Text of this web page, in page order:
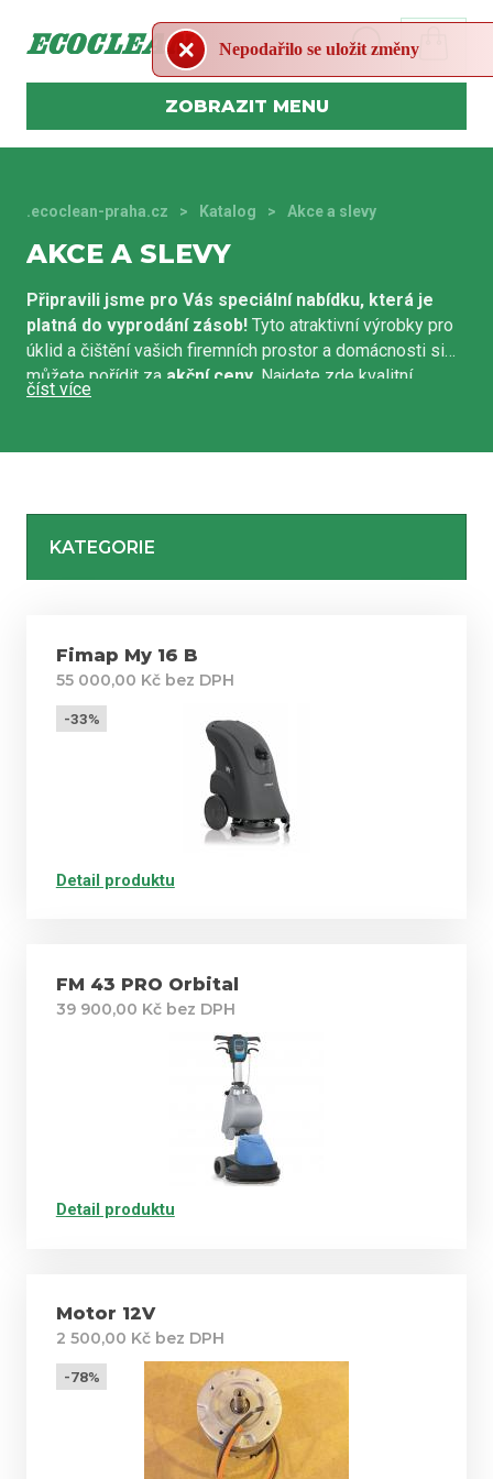
MENU
.ecoclean-praha.cz Katalog Akce a slevy
AKCE A SLEVY
Připravili jsme pro Vás speciální nabídku, která je
platná do vyprodání zásob! Tyto atraktivní výrobky pro
úklid a čištění vašich firemních prostor a domácnosti si
můžete pořídit za akční ceny . Najdete zde kvalitní
výrobky z našeho obchodu jako například vysavače,
interiéru a mnoho dalších pomocníků pro váš dokonalý
KATEGORIE
Fimap My 16 B
55 000,00 Kč bez DPH
-33%
Detail produktu
FM 43 PRO Orbital
39 900,00 Kč bez DPH
Detail produktu
Motor 12V
2 500,00 Kč bez DPH
-78%
Nepodařilo se uložit změny